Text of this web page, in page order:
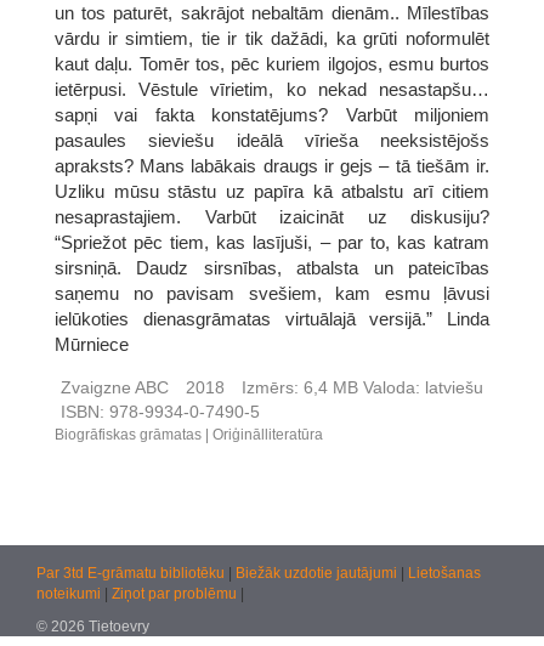
un tos paturēt, sakrājot nebaltām dienām.. Mīlestības
vārdu ir simtiem, tie ir tik dažādi, ka grūti noformulēt
kaut daļu. Tomēr tos, pēc kuriem ilgojos, esmu burtos
ietērpusi. Vēstule vīrietim, ko nekad nesastapšu…
sapņi vai fakta konstatējums? Varbūt miljoniem
pasaules sieviešu ideālā vīrieša neeksistējošs
apraksts? Mans labākais draugs ir gejs – tā tiešām ir.
Uzliku mūsu stāstu uz papīra kā atbalstu arī citiem
nesaprastajiem. Varbūt izaicināt uz diskusiju?
“Spriežot pēc tiem, kas lasījuši, – par to, kas katram
sirsniņā. Daudz sirsnības, atbalsta un pateicības
saņemu no pavisam svešiem, kam esmu ļāvusi
ielūkoties dienasgrāmatas virtuālajā versijā.” Linda
Mūrniece
Zvaigzne ABC 2018 Izmērs: 6,4 MB Valoda: latviešu
ISBN: 978-9934-0-7490-5
Biogrāfiskas grāmatas Oriģinālliteratūra
Par 3td E-grāmatu bibliotēku Biežāk uzdotie jautājumi
Lietošanas
noteikumi
Ziņot par problēmu
© 2026 Tietoevry